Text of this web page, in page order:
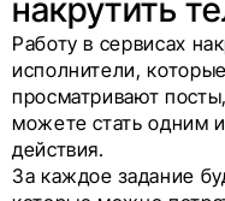
накрутить
Работу в сервисах
исполнители,
просматривают
можете стать одним
действия.
За каждое задание